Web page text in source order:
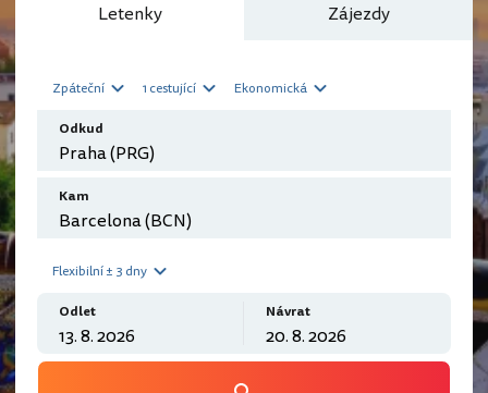
Letenky Zájezdy
Zpáteční 1 cestující Ekonomická
Odkud
Kam
Flexibilní ± 3 dny
Odlet Návrat